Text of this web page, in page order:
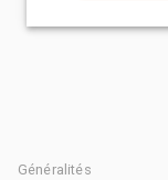
Généralités